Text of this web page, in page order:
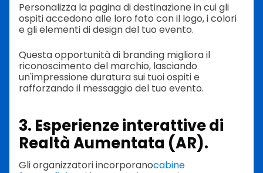
Personalizza la pagina di destinazione in cui gli
ospiti accedono alle loro foto con il logo, i colori
e gli elementi di design del tuo evento.
Questa opportunità di branding migliora il
riconoscimento del marchio, lasciando
un'impressione duratura sui tuoi ospiti e
rafforzando il messaggio del tuo evento.
3. Esperienze interattive di
Realtà Aumentata (AR).
Gli organizzatori incorporanocabine